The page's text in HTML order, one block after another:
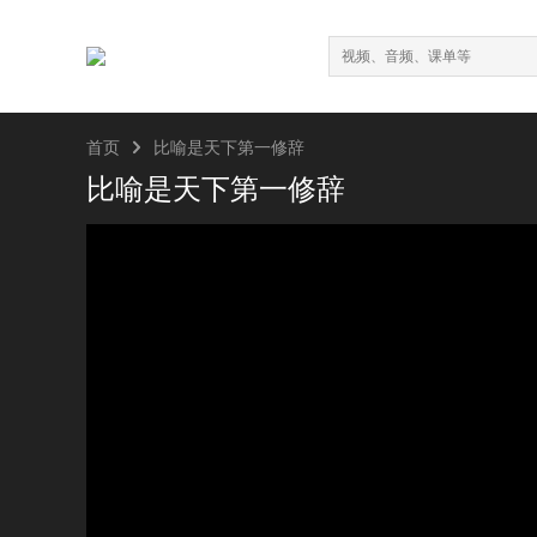
首页  比喻是天下第一修辞
比喻是天下第一修辞